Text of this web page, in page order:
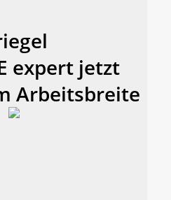
expert jetzt
Arbeitsbreite